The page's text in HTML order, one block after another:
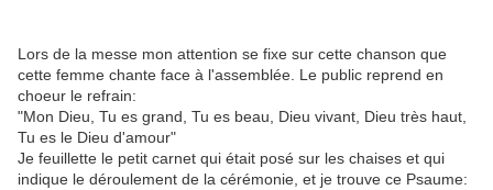
Lors de la messe mon attention se fixe sur cette chanson que
cette femme chante face à l'assemblée. Le public reprend en
choeur le refrain:
"Mon Dieu, Tu es grand, Tu es beau, Dieu vivant, Dieu très haut,
Tu es le Dieu d'amour"
Je feuillette le petit carnet qui était posé sur les chaises et qui
indique le déroulement de la cérémonie, et je trouve ce Psaume: